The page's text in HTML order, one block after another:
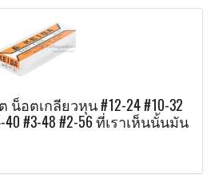
อตเกลียวหุน #12-24 #10-32
40 #3-48 #2-56 ที่เราเห็นนั้นมัน